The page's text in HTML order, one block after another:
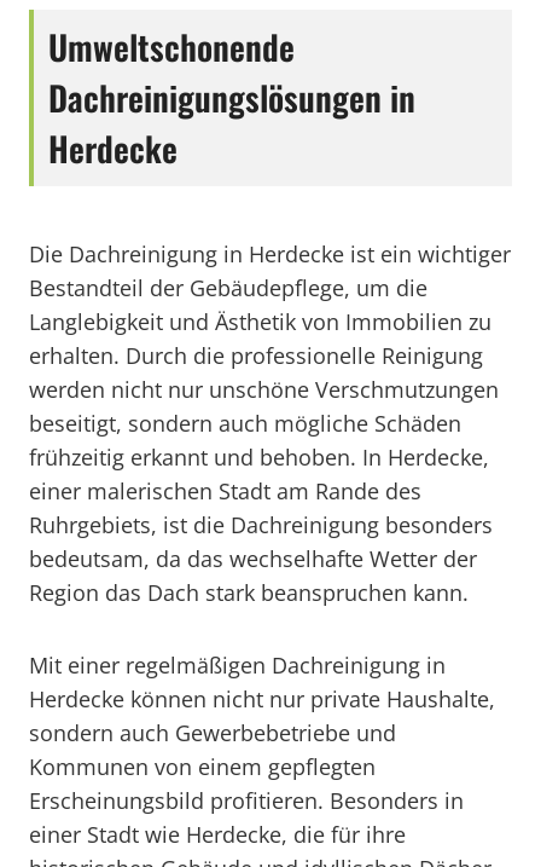
Umweltschonende
Dachreinigungslösungen in
Herdecke
Die Dachreinigung in Herdecke ist ein wichtiger
Bestandteil der Gebäudepflege, um die
Langlebigkeit und Ästhetik von Immobilien zu
erhalten. Durch die professionelle Reinigung
werden nicht nur unschöne Verschmutzungen
beseitigt, sondern auch mögliche Schäden
frühzeitig erkannt und behoben. In Herdecke,
einer malerischen Stadt am Rande des
Ruhrgebiets, ist die Dachreinigung besonders
bedeutsam, da das wechselhafte Wetter der
Region das Dach stark beanspruchen kann.
Mit einer regelmäßigen Dachreinigung in
Herdecke können nicht nur private Haushalte,
sondern auch Gewerbebetriebe und
Kommunen von einem gepflegten
Erscheinungsbild profitieren. Besonders in
einer Stadt wie Herdecke, die für ihre